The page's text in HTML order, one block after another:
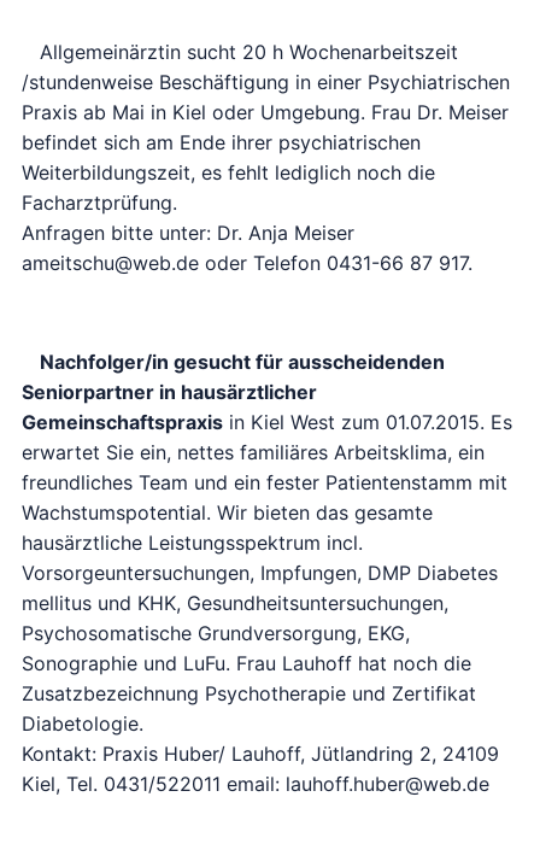
Allgemeinärztin sucht 20 h Wochenarbeitszeit
/stundenweise Beschäftigung in einer Psychiatrischen
Praxis ab Mai in Kiel oder Umgebung. Frau Dr. Meiser
befindet sich am Ende ihrer psychiatrischen
Weiterbildungszeit, es fehlt lediglich noch die
Facharztprüfung.
Anfragen bitte unter: Dr. Anja Meiser
ameitschu@web.de oder Telefon 0431-66 87 917.
Nachfolger/in gesucht für ausscheidenden
Seniorpartner in hausärztlicher
Gemeinschaftspraxisin Kiel West zum 01.07.2015. Es
erwartet Sie ein, nettes familiäres Arbeitsklima, ein
freundliches Team und ein fester Patientenstamm mit
Wachstumspotential. Wir bieten das gesamte
hausärztliche Leistungsspektrum incl.
Vorsorgeuntersuchungen, Impfungen, DMP Diabetes
mellitus und KHK, Gesundheitsuntersuchungen,
Psychosomatische Grundversorgung, EKG,
Sonographie und LuFu. Frau Lauhoff hat noch die
Zusatzbezeichnung Psychotherapie und Zertifikat
Diabetologie.
Kontakt: Praxis Huber/ Lauhoff, Jütlandring 2, 24109
Kiel, Tel. 0431/522011 email: lauhoff.huber@web.de